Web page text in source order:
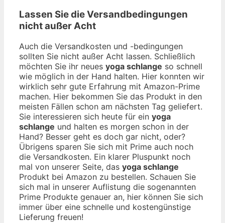
Lassen Sie die Versandbedingungen
nicht außer Acht
Auch die Versandkosten und -bedingungen
sollten Sie nicht außer Acht lassen. Schließlich
möchten Sie ihr neues yoga schlange so schnell
wie möglich in der Hand halten. Hier konnten wir
wirklich sehr gute Erfahrung mit Amazon-Prime
machen. Hier bekommen Sie das Produkt in den
meisten Fällen schon am nächsten Tag geliefert.
Sie interessieren sich heute für ein yoga
schlange und halten es morgen schon in der
Hand? Besser geht es doch gar nicht, oder?
Übrigens sparen Sie sich mit Prime auch noch
die Versandkosten. Ein klarer Pluspunkt noch
mal von unserer Seite, das yoga schlange
Produkt bei Amazon zu bestellen. Schauen Sie
sich mal in unserer Auflistung die sogenannten
Prime Produkte genauer an, hier können Sie sich
immer über eine schnelle und kostengünstige
Lieferung freuen!